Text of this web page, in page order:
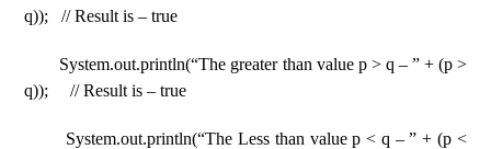
q)); // Result is – true
System.out.println(“The greater than value p > q – ” + (p >
q)); // Result is – true
System.out.println(“The Less than value p < q – ” + (p <